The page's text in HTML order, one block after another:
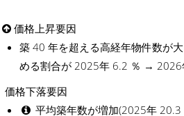
価格上昇要因
築 40 年を超える高経年物件数が
める割合が 2025年 6.2 ％ → 2026
価格下落要因
平均築年数が増加(2025年